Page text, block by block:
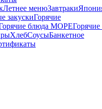
Летнее менюЗавтраки
закускиГорячие
блюда МОРЕ
ХлебСоусыБанкетное